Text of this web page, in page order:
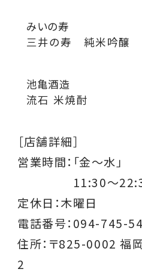
みいの寿
三井の寿 純米吟醸
池亀酒造
流石 米焼酎
［店舗詳細］
営業時間： 「金〜水」
11:30～
定休日：木曜日
電話番号：094-745-
住所：〒825-0002 福
2